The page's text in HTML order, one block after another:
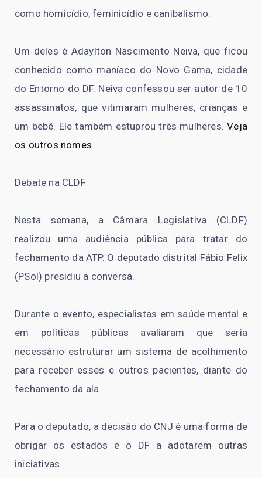
como homicídio, feminicídio e canibalismo.
Um deles é Adaylton Nascimento Neiva, que ficou
conhecido como maníaco do Novo Gama, cidade
do Entorno do DF. Neiva confessou ser autor de 10
assassinatos, que vitimaram mulheres, crianças e
um bebê. Ele também estuprou três mulheres.Veja
os outros nomes.
Debate na CLDF
Nesta semana, a Câmara Legislativa (CLDF)
realizou uma audiência pública para tratar do
fechamento da ATP. O deputado distrital Fábio Felix
(PSol) presidiu a conversa.
Durante o evento, especialistas em saúde mental e
em políticas públicas avaliaram que seria
necessário estruturar um sistema de acolhimento
para receber esses e outros pacientes, diante do
fechamento da ala.
Para o deputado, a decisão do CNJ é uma forma de
obrigar os estados e o DF a adotarem outras
iniciativas.